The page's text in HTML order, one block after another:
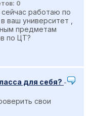
0
сейчас работаю по
ваш университет ,
предметам
по ЦТ?
для себя? -
свои